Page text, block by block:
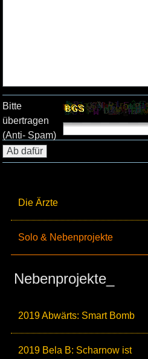
Die Ärzte
Solo & Nebenprojekte
Nebenprojekte_
2019 Abwärts: Smart Bomb
2019 Bela B: Scharnow ist
Bitte
übertragen
(Anti- Spam)